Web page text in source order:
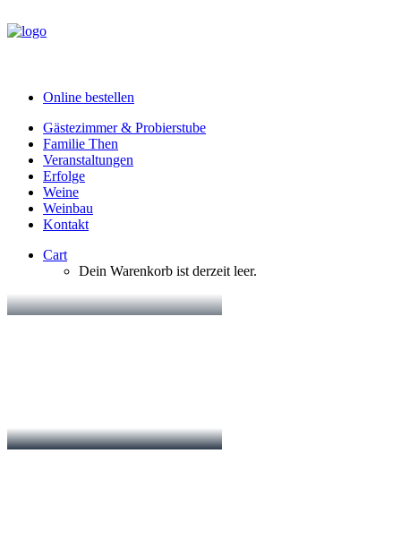
Online bestellen
Gästezimmer & Probierstube
Familie Then
Veranstaltungen
Erfolge
Weine
Weinbau
Kontakt
Cart
Dein Warenkorb ist derzeit leer.